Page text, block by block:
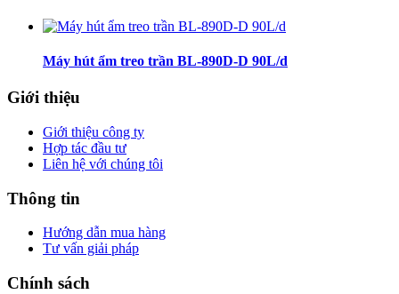
Máy hút ẩm treo trần BL-890D-D 90L/d
Giới thiệu
Giới thiệu công ty
Hợp tác đầu tư
Liên hệ với chúng tôi
Thông tin
Hướng dẫn mua hàng
Tư vấn giải pháp
Chính sách